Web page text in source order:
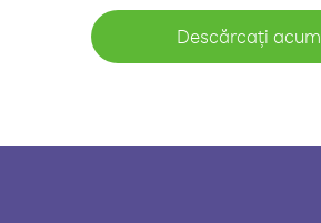
Descărcați acum